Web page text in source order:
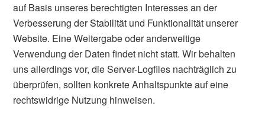
auf Basis unseres berechtigten Interesses an der
Verbesserung der Stabilität und Funktionalität unserer
Website. Eine Weitergabe oder anderweitige
Verwendung der Daten findet nicht statt. Wir behalten
uns allerdings vor, die Server-Logfiles nachträglich zu
überprüfen, sollten konkrete Anhaltspunkte auf eine
rechtswidrige Nutzung hinweisen.